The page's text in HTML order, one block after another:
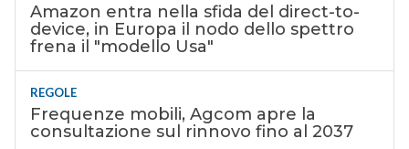
Amazon entra nella sfida del direct-to-
device, in Europa il nodo dello spettro
frena il "modello Usa"
REGOLE
Frequenze mobili, Agcom apre la
consultazione sul rinnovo fino al 2037